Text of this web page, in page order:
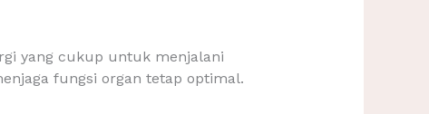
yang cukup untuk menjalani
fungsi organ tetap optimal.